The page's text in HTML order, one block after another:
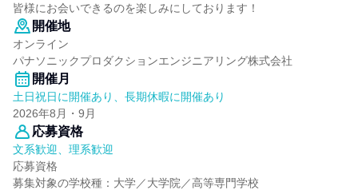
皆様にお会いできるのを楽しみにしております！
開催地
オンライン
パナソニックプロダクションエンジニアリング株式会社
開催月
土日祝日に開催あり、長期休暇に開催あり
2026年8月・9月
応募資格
文系歓迎、理系歓迎
応募資格
募集対象の学校種：大学／大学院／高等専門学校